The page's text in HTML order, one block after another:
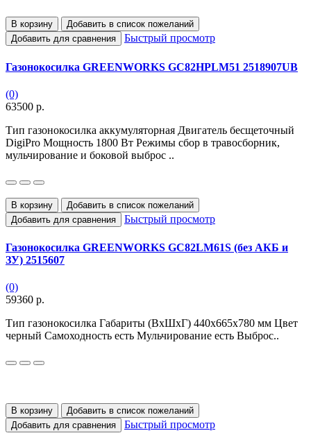
В корзину
Добавить в список пожеланий
Добавить для сравнения
Быстрый просмотр
Газонокосилка GREENWORKS GC82HPLM51 2518907UB
(0)
63500 р.
Тип газонокосилка аккумуляторная Двигатель бесщеточный
DigiPro Мощность 1800 Вт Режимы сбор в травосборник,
мульчирование и боковой выброс ..
В корзину
Добавить в список пожеланий
Добавить для сравнения
Быстрый просмотр
Газонокосилка GREENWORKS GC82LM61S (без АКБ и
ЗУ) 2515607
(0)
59360 р.
Тип газонокосилка Габариты (ВхШхГ) 440х665х780 мм Цвет
черный Самоходность есть Мульчирование есть Выброс..
В корзину
Добавить в список пожеланий
Добавить для сравнения
Быстрый просмотр